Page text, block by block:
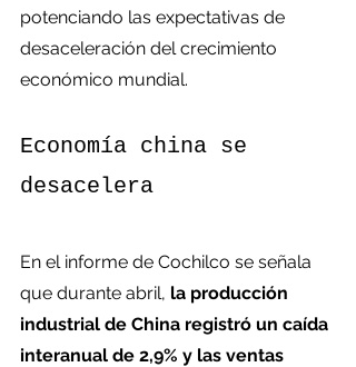
potenciando las expectativas de
desaceleración del crecimiento
económico mundial.
Economía china se
desacelera
En el informe de Cochilco se señala
que durante abril, la producción
industrial de China registró un caída
interanual de 2,9% y las ventas